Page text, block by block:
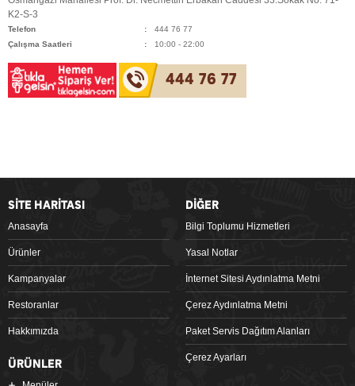
K2-S-3
Telefon
444 76 77
Çalışma Saatleri
10:00 - 22:00
444 76 77
SİTE HARİTASI
Anasayfa
Ürünler
Kampanyalar
Restoranlar
Hakkımızda
DİĞER
Bilgi Toplumu Hizmetleri
Yasal Notlar
İnternet Sitesi Aydınlatma Metni
Çerez Aydınlatma Metni
Paket Servis Dağıtım Alanları
Çerez Ayarları
ÜRÜNLER